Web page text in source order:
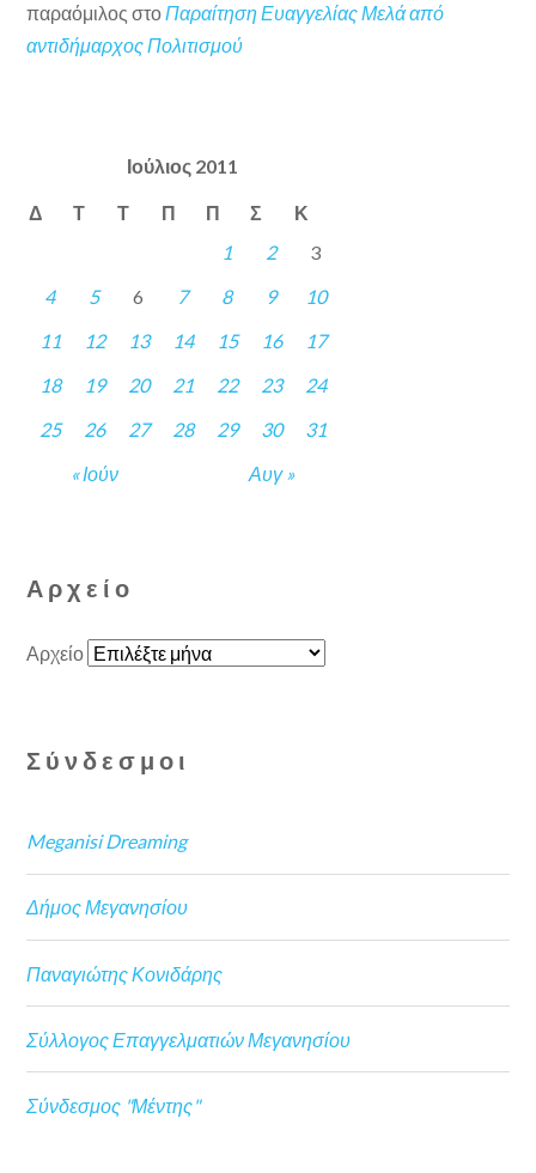
παραόμιλος στοΠαραίτηση Ευαγγελίας Μελά από
αντιδήμαρχος Πολιτισμού
Ιούλιος 2011
Δ Τ Τ Π Π Σ Κ
« Ιούν Αυγ »
1 2
3
4
5 6 7 8 9
10
11
12 13 14 15 16
17
18
19 20 21 22 23
24
25
26 27 28 29 30 31
Αρχείο
Αρχείο
Σύνδεσμοι
Meganisi Dreaming
Δήμος Μεγανησίου
Παναγιώτης Κονιδάρης
Σύλλογος Επαγγελματιών Μεγανησίου
Σύνδεσμος "Μέντης"